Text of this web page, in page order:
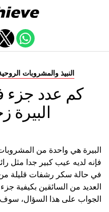
النبيذ والمشروبات
كم عدد جزء
البيرة
البيرة هي واحدة من
فإنه لديه عيب كبير جدا مثل
في حالة سكر رشفات قليلة من
العديد من السائقين بكيفية
الجواب على هذا السؤال، سوف